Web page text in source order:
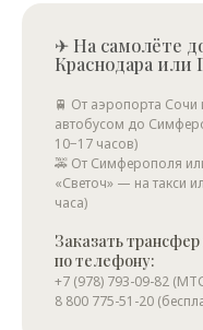
✈︎ На самолёте
Краснодара или
🚆 От аэропорта
автобусом до
10−17 часов)
🚕 От Симферополя
«Светоч» — на такси
часа)
Заказать
по телефону:
+7 (978) 793-09-82
8 800 775-51-20